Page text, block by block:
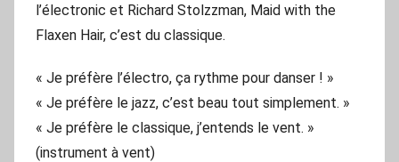
l’électronic et Richard Stolzzman, Maid with the
Flaxen Hair, c’est du classique.
« Je préfère l’électro, ça rythme pour danser ! »
« Je préfère le jazz, c’est beau tout simplement. »
« Je préfère le classique, j’entends le vent. »
(instrument à vent)